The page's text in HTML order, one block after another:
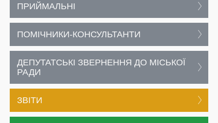
ПРИЙМАЛЬНІ
ПОМІЧНИКИ-КОНСУЛЬТАНТИ
ДЕПУТАТСЬКІ ЗВЕРНЕННЯ ДО МІСЬКОЇ
РАДИ
ЗВІТИ